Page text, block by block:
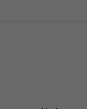
època de